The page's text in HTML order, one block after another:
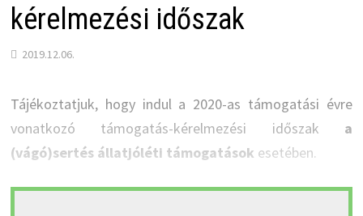
kérelmezési időszak
2019.12.06.
Tájékoztatjuk, hogy indul a 2020-as támogatási évre
vonatkozó támogatás-kérelmezési időszak a
(vágó)sertés állatjóléti támogatások esetében.